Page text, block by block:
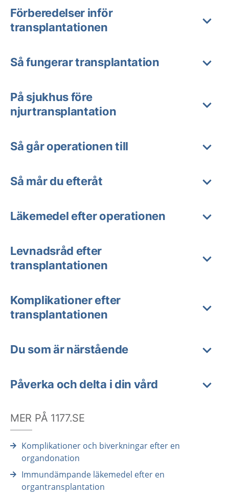
Förberedelser inför
transplantationen
Så fungerar transplantation
På sjukhus före
njurtransplantation
Så går operationen till
Så mår du efteråt
Läkemedel efter operationen
Levnadsråd efter
transplantationen
Komplikationer efter
transplantationen
Du som är närstående
Påverka och delta i din vård
MER PÅ 1177.SE
Komplikationer och biverkningar efter en
organdonation
Immundämpande läkemedel efter en
organtransplantation